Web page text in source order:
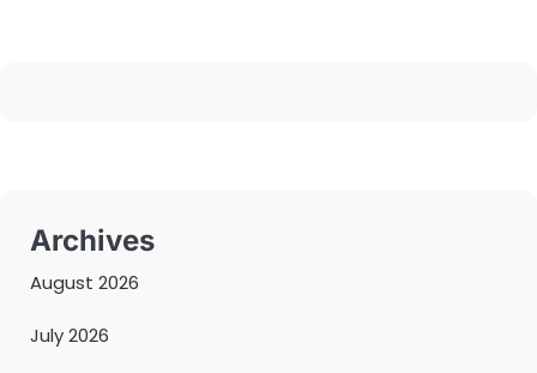
Archives
August 2026
July 2026